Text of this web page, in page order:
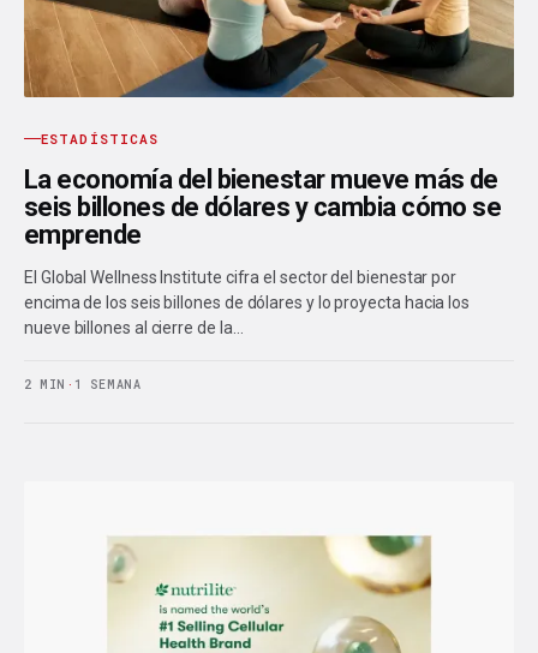
ESTADÍSTICAS
La economía del bienestar mueve más de
seis billones de dólares y cambia cómo se
emprende
El Global Wellness Institute cifra el sector del bienestar por
encima de los seis billones de dólares y lo proyecta hacia los
nueve billones al cierre de la…
2 MIN · 1 SEMANA